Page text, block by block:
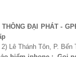
ĐẠI PHÁT -
Lê Thánh Tôn, P. Bến